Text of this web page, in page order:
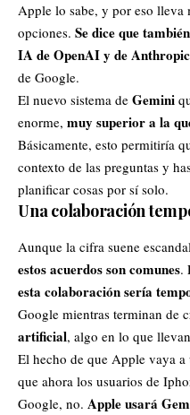
Apple lo sabe, y por eso lleva
opciones. Se dice que
IA deOpenAIy de Anthropic
de Google.
El nuevo sistema de Gemini
enorme, muy superior a la
Básicamente, esto permitiría
contexto de las preguntas y
planificar cosas por sí solo.
Una colaboración
Aunque la cifra suene
estos acuerdos son comunes.
esta colaboración sería
Google mientras terminan de
artificial, algo en lo que
El hecho de que Apple vaya
que ahora los usuarios de
Google, no. Apple usará